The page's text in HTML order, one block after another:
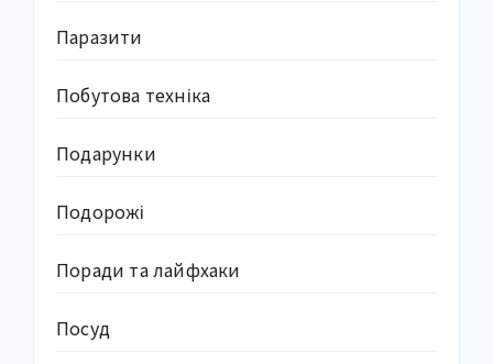
Паразити
Побутова техніка
Подарунки
Подорожі
Поради та лайфхаки
Посуд